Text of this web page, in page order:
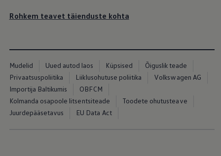
Rohkem teavet täienduste kohta
Mudelid Uued autod laos Küpsised
Õiguslik teade
Privaatsuspoliitika
Liiklusohutuse poliitika
Volkswagen AG
Importija Baltikumis
OBFCM
Kolmanda osapoole litsentsiteade
Toodete ohutusteave
Juurdepääsetavus
EU Data Act